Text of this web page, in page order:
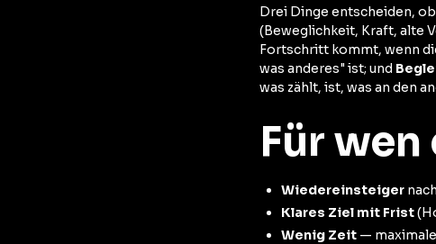
Drei Dinge entscheiden,
(Beweglichkeit, Kraft, alte
Fortschritt kommt, wenn
was anderes" ist; und
was zählt, ist, was an den
Für
Wiedereinsteiger
Klares Ziel mit Frist
Wenig Zeit —